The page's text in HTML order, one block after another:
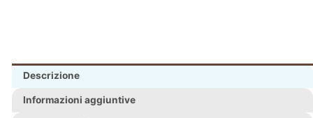
Descrizione
Informazioni aggiuntive